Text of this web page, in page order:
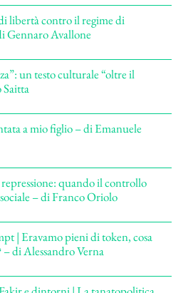
libertà contro il regime di
Gennaro Avallone
un testo culturale “oltre il
a mio figlio – di Emanuele
quando il controllo
– di Franco Oriolo
| Eravamo pieni di token, cosa
di Alessandro Verna